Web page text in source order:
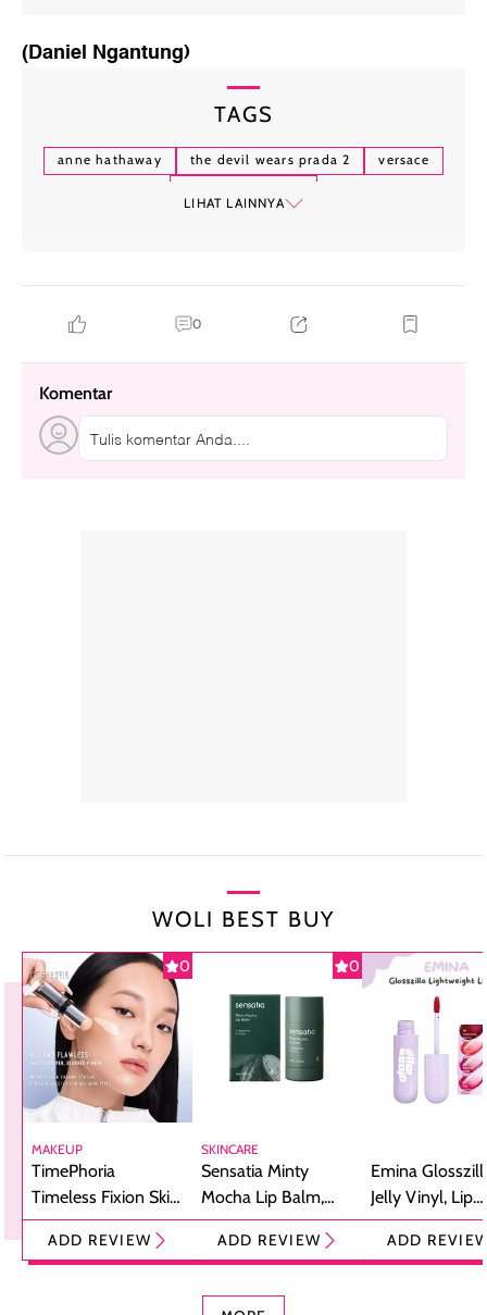
(Daniel Ngantung)
TAGS
anne hathaway the devil wears prada 2
versace
LIHAT LAINNYA
0
Komentar
Tulis komentar Anda....
WOLI BEST BUY
0
MAKEUP
TimePhoria
Timeless Fixion Skin
Tint Stick,
Foundation dan
ADD REVIEW
0
SKINCARE
Sensatia Minty
Mocha Lip Balm,
Pelembap Bibir
dengan Aroma
ADD REVIEW
Emina
Jelly Vinyl, Lip
Cream Glossy
Ringan
ADD